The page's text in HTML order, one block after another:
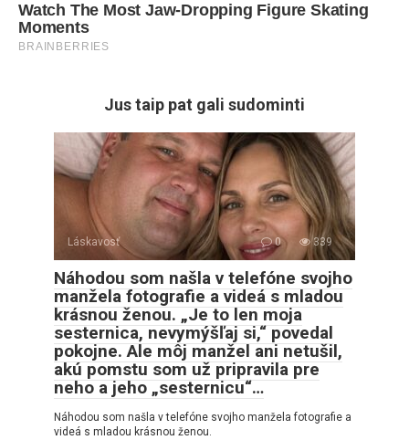
Jus taip pat gali sudominti
Láskavosť 0 339
Náhodou som našla v telefóne svojho
manžela fotografie a videá s mladou
krásnou ženou. „Je to len moja
sesternica, nevymýšľaj si,“ povedal
pokojne. Ale môj manžel ani netušil,
akú pomstu som už pripravila pre
neho a jeho „sesternicu“…
Náhodou som našla v telefóne svojho manžela fotografie a
videá s mladou krásnou ženou.